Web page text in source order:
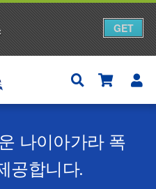
나이아가라 폭
공합니다.
GET